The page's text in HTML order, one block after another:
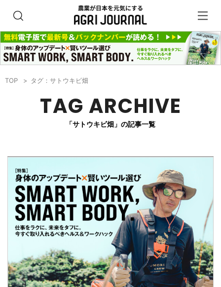
TOP タグ：サトウキビ畑
TAG ARCHIVE
「サトウキビ畑」の記事一覧